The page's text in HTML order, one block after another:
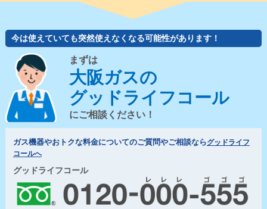
今は使えていても突然使えなくなる可能性があります！
まずは
大阪ガスの
グッドライフコール
にご相談ください！
ガス機器やおトクな料金についてのご質問やご相談ならグッドライフ
コールへ
グッドライフコール